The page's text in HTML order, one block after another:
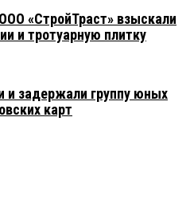
«СтройТраст» взыскали
и тротуарную плитку
задержали группу юных
карт